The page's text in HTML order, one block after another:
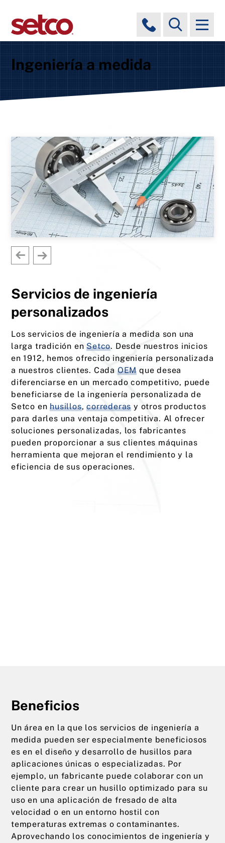
Ingeniería a medida
Servicios de ingeniería
personalizados
Los servicios de ingeniería a medida son una
larga tradición enSetco. Desde nuestros inicios
en 1912, hemos ofrecido ingeniería personalizada
a nuestros clientes. Cada OEM que desea
diferenciarse en un mercado competitivo, puede
beneficiarse de la ingeniería personalizada de
Setco enhusillos,correderas y otros productos
para darles una ventaja competitiva. Al ofrecer
soluciones personalizadas, los fabricantes
pueden proporcionar a sus clientes máquinas
herramienta que mejoran el rendimiento y la
eficiencia de sus operaciones.
Beneficios
Un área en la que los servicios de ingeniería a
medida pueden ser especialmente beneficiosos
es en el diseño y desarrollo de husillos para
aplicaciones únicas o especializadas. Por
ejemplo, un fabricante puede colaborar con un
cliente para crear un husillo optimizado para su
uso en una aplicación de fresado de alta
velocidad o en un entorno hostil con
temperaturas extremas o contaminantes.
Aprovechando los conocimientos de ingeniería y